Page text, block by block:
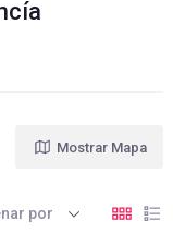
Mostrar Mapa
por